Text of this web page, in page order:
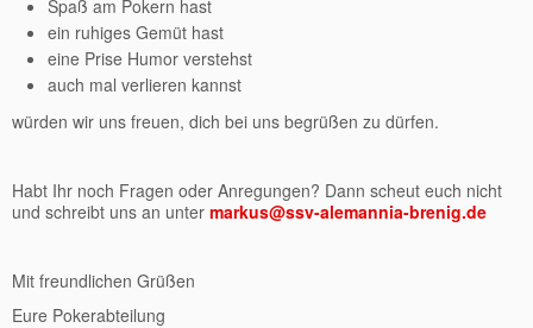
Spaß am Pokern hast
ein ruhiges Gemüt hast
eine Prise Humor verstehst
auch mal verlieren kannst
würden wir uns freuen, dich bei uns begrüßen zu dürfen.
Habt Ihr noch Fragen oder Anregungen? Dann scheut euch nicht
und schreibt uns an unter markus@ssv-alemannia-brenig.de
Mit freundlichen Grüßen
Eure Pokerabteilung